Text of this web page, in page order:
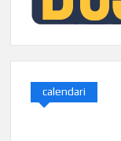
calendari